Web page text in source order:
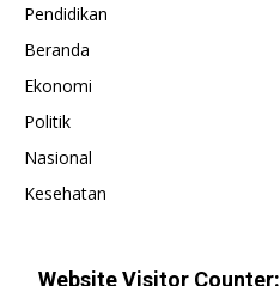
Pendidikan
Beranda
Ekonomi
Politik
Nasional
Kesehatan
Website Visitor Counter: